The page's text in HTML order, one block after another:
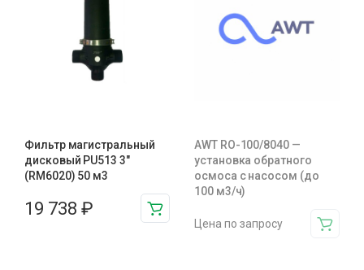
Фильтр магистральный
дисковый PU513 3″
(RM6020) 50 м3
19 738 ₽
AWT RO-100/8040 —
установка обратного
осмоса с насосом (до
100 м3/ч)
Цена по запросу